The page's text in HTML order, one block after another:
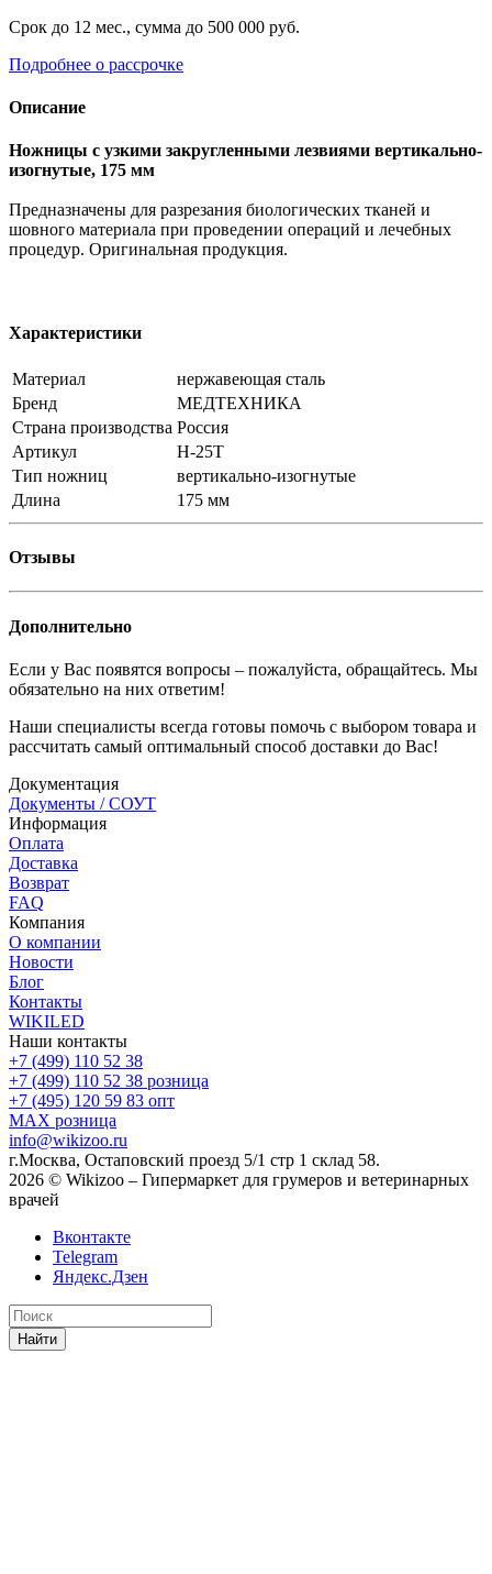
Срок до 12 мес., сумма до 500 000 руб.
Подробнее о рассрочке
Описание
Ножницы с узкими закругленными лезвиями вертикально-
изогнутые, 175 мм
Предназначены для разрезания биологических тканей и
шовного материала при проведении операций и лечебных
процедур. Оригинальная продукция.
Характеристики
Материал
нержавеющая сталь
Бренд
МЕДТЕХНИКА
Страна производства Россия
Артикул
Н-25Т
Тип ножниц
вертикально-изогнутые
Длина
175 мм
Отзывы
Дополнительно
Если у Вас появятся вопросы – пожалуйста, обращайтесь. Мы
обязательно на них ответим!
Наши специалисты всегда готовы помочь с выбором товара и
рассчитать самый оптимальный способ доставки до Вас!
Документация
Документы / СОУТ
Информация
Оплата
Доставка
Возврат
FAQ
Компания
О компании
Новости
Блог
Контакты
WIKILED
Наши контакты
+7 (499) 110 52 38
+7 (499) 110 52 38 розница
+7 (495) 120 59 83 опт
MAX розница
info@wikizoo.ru
г.Москва, Остаповский проезд 5/1 стр 1 склад 58.
2026 © Wikizoo – Гипермаркет для грумеров и ветеринарных
врачей
Вконтакте
Telegram
Яндекс.Дзен
Найти